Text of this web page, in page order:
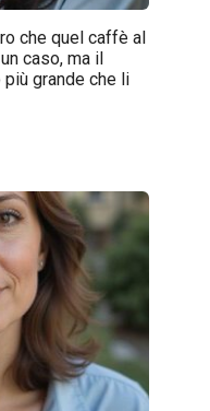
che quel caffè al
caso, ma il
grande che li